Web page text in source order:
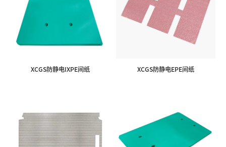
XCGS防静电IXPE间纸 XCGS防静电EPE间纸